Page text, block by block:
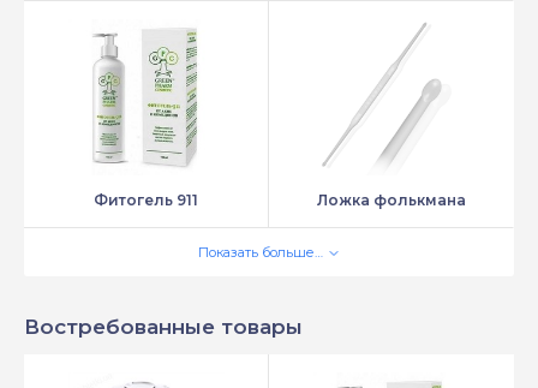
Фитогель 911 Ложка фолькмана
Показать больше…
Востребованные товары